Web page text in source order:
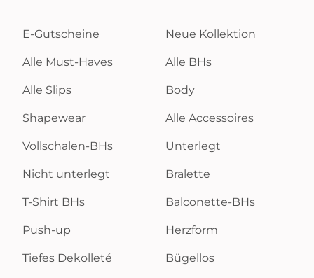
E-Gutscheine Neue Kollektion
Alle Must-Haves Alle BHs
Alle Slips Body
Shapewear Alle Accessoires
Vollschalen-BHs Unterlegt
Nicht unterlegt Bralette
T-Shirt BHs Balconette-BHs
Push-up Herzform
Tiefes Dekolleté Bügellos